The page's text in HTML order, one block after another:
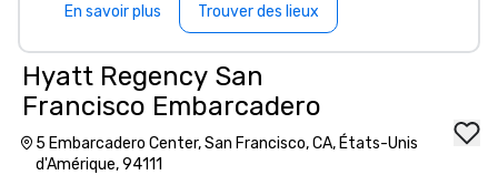
En savoir plus Trouver des lieux
Hyatt Regency San
Francisco Embarcadero
5 Embarcadero Center, San Francisco, CA, États-Unis
d'Amérique, 94111